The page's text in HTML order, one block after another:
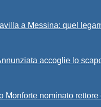
a Messina: quel
accoglie lo
Monforte nominato